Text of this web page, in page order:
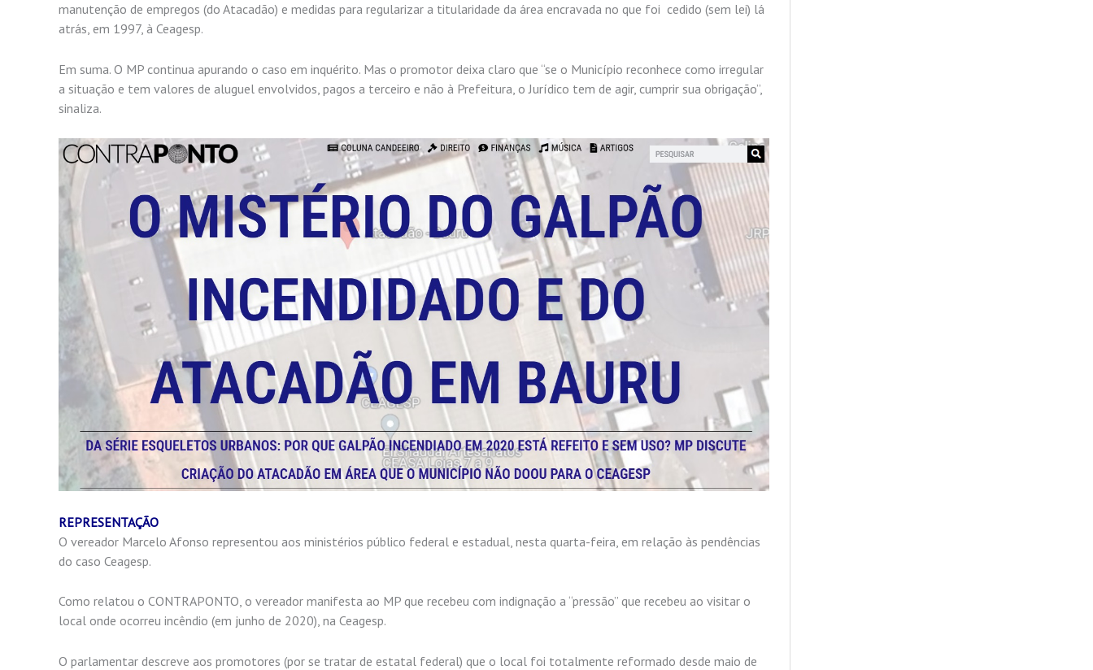
manutenção de empregos (do Atacadão) e medidas para regularizar a titularidade da área encravada no que foi cedido (sem lei) lá
atrás, em 1997, à Ceagesp.
Em suma. O MP continua apurando o caso em inquérito. Mas o promotor deixa claro que “se o Município reconhece como irregular
a situação e tem valores de aluguel envolvidos, pagos a terceiro e não à Prefeitura, o Jurídico tem de agir, cumprir sua obrigação”,
sinaliza.
REPRESENTAÇÃO
O vereador Marcelo Afonso representou aos ministérios público federal e estadual, nesta quarta-feira, em relação às pendências
do caso Ceagesp.
Como relatou o CONTRAPONTO, o vereador manifesta ao MP que recebeu com indignação a “pressão” que recebeu ao visitar o
local onde ocorreu incêndio (em junho de 2020), na Ceagesp.
O parlamentar descreve aos promotores (por se tratar de estatal federal) que o local foi totalmente reformado desde maio de